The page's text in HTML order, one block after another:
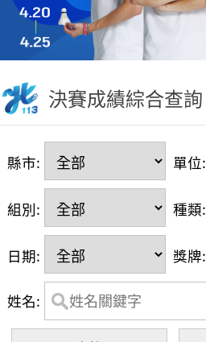
決賽成績綜合查詢
縣市: 單位:
組別: 種類:
日期: 獎牌:
姓名: